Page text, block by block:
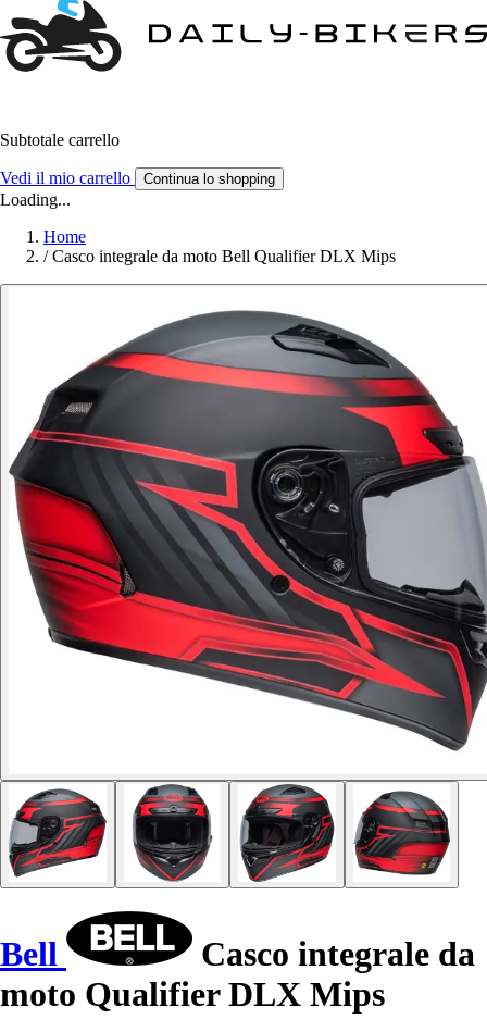
Subtotale carrello
Vedi il mio carrello Continua lo shopping
Loading...
Home
/ Casco integrale da moto Bell Qualifier DLX Mips
Bell
Casco integrale da
moto Qualifier DLX Mips